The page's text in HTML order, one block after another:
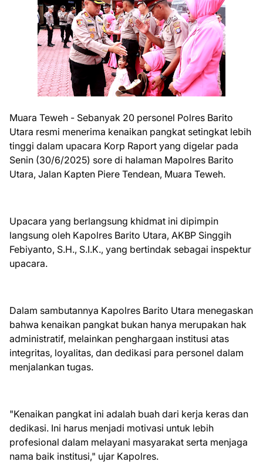
Muara Teweh - Sebanyak 20 personel Polres Barito
Utara resmi menerima kenaikan pangkat setingkat lebih
tinggi dalam upacara Korp Raport yang digelar pada
Senin (30/6/2025) sore di halaman Mapolres Barito
Utara, Jalan Kapten Piere Tendean, Muara Teweh.
Upacara yang berlangsung khidmat ini dipimpin
langsung oleh Kapolres Barito Utara, AKBP Singgih
Febiyanto, S.H., S.I.K., yang bertindak sebagai inspektur
upacara.
Dalam sambutannya Kapolres Barito Utara menegaskan
bahwa kenaikan pangkat bukan hanya merupakan hak
administratif, melainkan penghargaan institusi atas
integritas, loyalitas, dan dedikasi para personel dalam
menjalankan tugas.
"Kenaikan pangkat ini adalah buah dari kerja keras dan
dedikasi. Ini harus menjadi motivasi untuk lebih
profesional dalam melayani masyarakat serta menjaga
nama baik institusi," ujar Kapolres.